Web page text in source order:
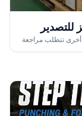
للتصدير
أخرى تتطلب مراجعة